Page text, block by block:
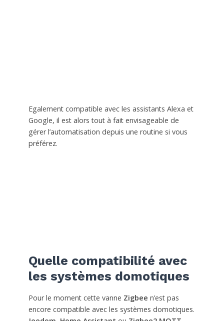
Egalement compatible avec les assistants Alexa et
Google, il est alors tout à fait envisageable de
gérer l’automatisation depuis une routine si vous
préférez.
Quelle compatibilité avec
les systèmes domotiques
Pour le moment cette vanne Zigbee n’est pas
encore compatible avec les systèmes domotiques.